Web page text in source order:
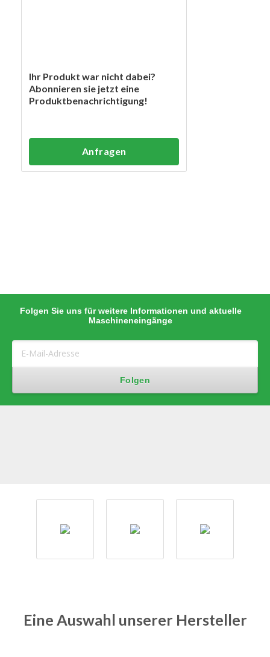
Ihr Produkt war nicht dabei?
Abonnieren sie jetzt eine
Produktbenachrichtigung!
Anfragen
Folgen Sie uns für weitere Informationen und aktuelle
Maschineneingänge
Eine Auswahl unserer Hersteller